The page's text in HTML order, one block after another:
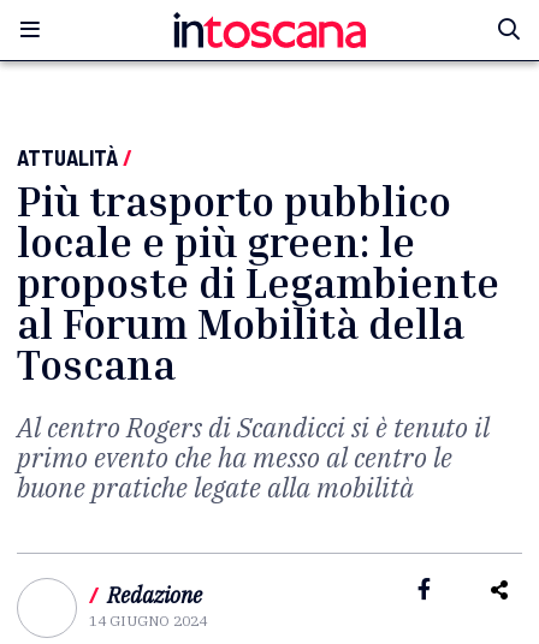
ATTUALITÀ/
Più trasporto pubblico
locale e più green: le
proposte di Legambiente
al Forum Mobilità della
Toscana
Al centro Rogers di Scandicci si è tenuto il
primo evento che ha messo al centro le
buone pratiche legate alla mobilità
/ Redazione
14 GIUGNO 2024